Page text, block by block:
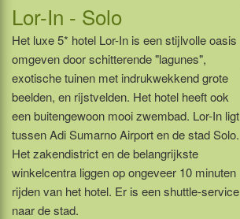
Lor-In - Solo
Het luxe 5* hotel Lor-In is een stijlvolle oasis
omgeven door schitterende "lagunes",
exotische tuinen met indrukwekkend grote
beelden, en rijstvelden. Het hotel heeft ook
een buitengewoon mooi zwembad. Lor-In ligt
tussen Adi Sumarno Airport en de stad Solo.
Het zakendistrict en de belangrijkste
winkelcentra liggen op ongeveer 10 minuten
rijden van het hotel. Er is een shuttle-service
naar de stad.